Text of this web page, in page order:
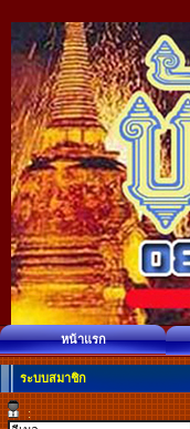
หน้าแรก
ระบบสมาชิก
: